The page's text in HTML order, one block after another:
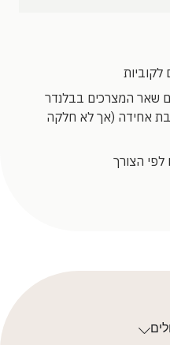
לקוביות
שאר המצרכים בבלנדר
אחידה (אך לא חלקה
לפי הצורך